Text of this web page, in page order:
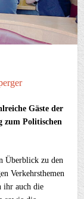
Gäste der
zum Politischen
Überblick zu den
Verkehrsthemen
ihr auch die